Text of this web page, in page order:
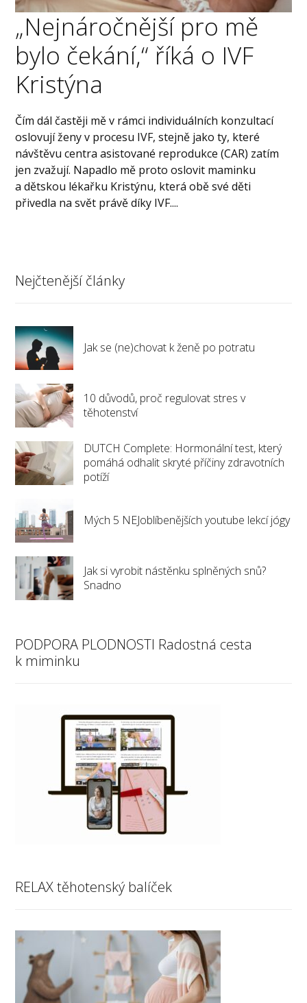
„Nejnáročnější pro mě
bylo čekání,“ říká o IVF
Kristýna
Čím dál častěji mě v rámci individuálních konzultací
oslovují ženy v procesu IVF, stejně jako ty, které
návštěvu centra asistované reprodukce (CAR) zatím
jen zvažují. Napadlo mě proto oslovit maminku
a dětskou lékařku Kristýnu, která obě své děti
přivedla na svět právě díky IVF....
Nejčtenější články
Jak se (ne)chovat k ženě po potratu
10 důvodů, proč regulovat stres v
těhotenství
DUTCH Complete: Hormonální test, který
pomáhá odhalit skryté příčiny zdravotních
potíží
Mých 5 NEJoblíbenějších youtube lekcí jógy
Jak si vyrobit nástěnku splněných snů?
Snadno
PODPORA PLODNOSTI Radostná cesta
k miminku
RELAX těhotenský balíček